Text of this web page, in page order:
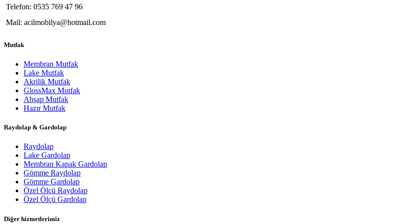
Telefon: 0535 769 47 96
Mail: acilmobilya@hotmail.com
Mutfak
Membran Mutfak
Lake Mutfak
Akrilik Mutfak
GlossMax Mutfak
Ahşap Mutfak
Hazır Mutfak
Raydolap & Gardolap
Raydolap
Lake Gardolap
Membran Kapak Gardolap
Gömme Raydolap
Gömme Gardolap
Özel Ölçü Raydolap
Özel Ölçü Gardolap
Diğer hizmetlerimiz